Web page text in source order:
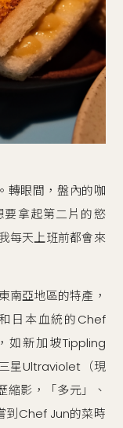
轉眼間，盤內的咖
拿起第二片的慾
每天上班前都會來
南亞地區的特產，
日本血統的Chef
如新加坡Tippling
星Ultraviolet（現
縮影，「多元」、
到Chef Jun的菜時